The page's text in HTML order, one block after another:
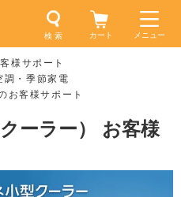
メニュー
検 索 カート
様サポート
調・季節家電
お客様サポート
ーラー） お客様